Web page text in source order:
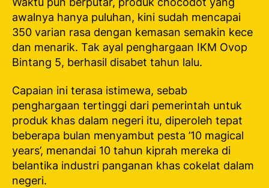
awalnya hanya puluhan, kini sudah mencapai
350 varian rasa dengan kemasan semakin kece
dan menarik. Tak ayal penghargaan IKM Ovop
Bintang 5, berhasil disabet tahun lalu.
Capaian ini terasa istimewa, sebab
penghargaan tertinggi dari pemerintah untuk
produk khas dalam negeri itu, diperoleh tepat
beberapa bulan menyambut pesta ’10 magical
years’, menandai 10 tahun kiprah mereka di
belantika industri panganan khas cokelat dalam
negeri.